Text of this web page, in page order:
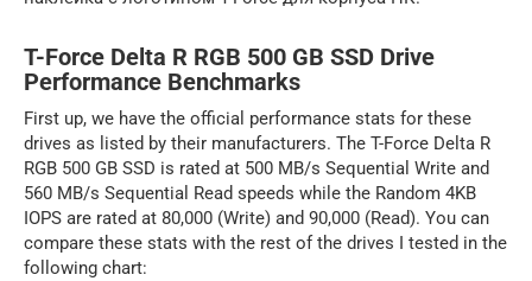
T-Force Delta R RGB 500 GB SSD Drive
Performance Benchmarks
First up, we have the official performance stats for these
drives as listed by their manufacturers. The T-Force Delta R
RGB 500 GB SSD is rated at 500 MB/s Sequential Write and
560 MB/s Sequential Read speeds while the Random 4KB
IOPS are rated at 80,000 (Write) and 90,000 (Read). You can
compare these stats with the rest of the drives I tested in the
following chart: